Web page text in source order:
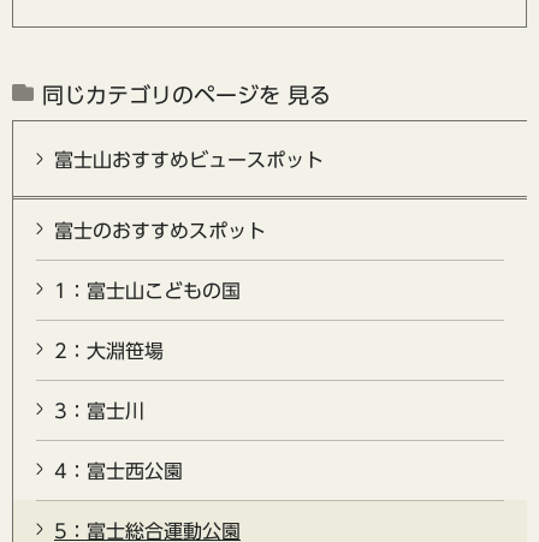
同じカテゴリのページを 見る
富士山おすすめビュースポット
富士のおすすめスポット
1：富士山こどもの国
2：大淵笹場
3：富士川
4：富士西公園
5：富士総合運動公園